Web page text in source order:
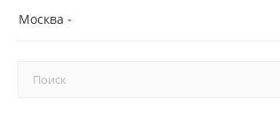
Москва